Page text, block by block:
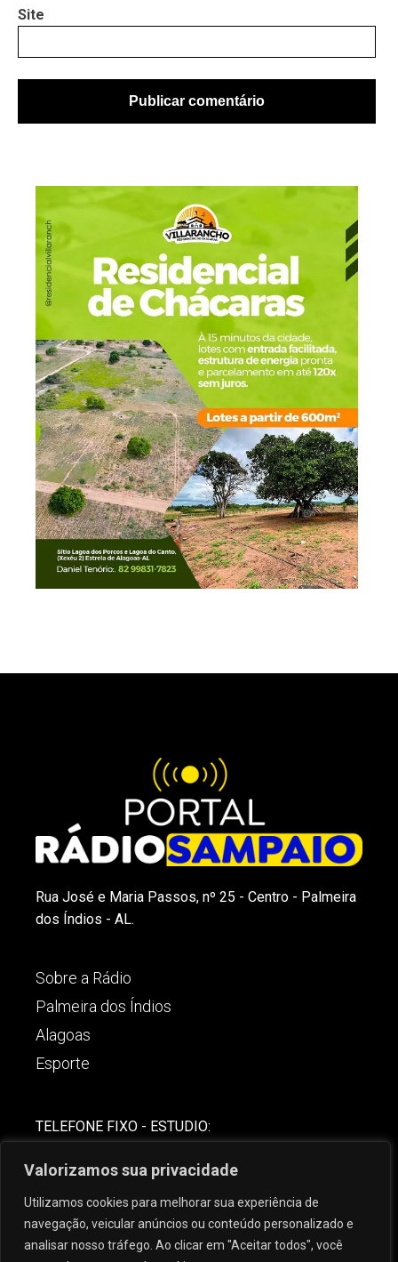
Valorizamos sua privacidade
Utilizamos cookies para melhorar sua experiência de
navegação, veicular anúncios ou conteúdo personalizado e
analisar nosso tráfego. Ao clicar em "Aceitar todos", você
Site
Rua José e Maria Passos, nº 25 - Centro - Palmeira
dos Índios - AL.
Sobre a Rádio
Palmeira dos Índios
Alagoas
Esporte
TELEFONE FIXO - ESTUDIO:
(82) 99621-8806